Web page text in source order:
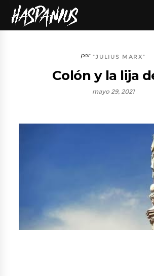
"JULIUS MARX"
Colón y la lija
mayo 29, 2021